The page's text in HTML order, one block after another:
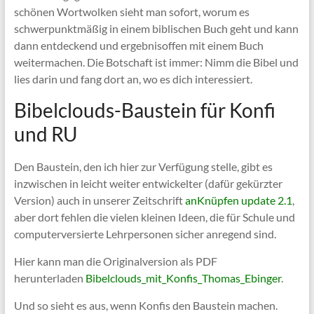
schönen Wortwolken sieht man sofort, worum es
schwerpunktmäßig in einem biblischen Buch geht und kann
dann entdeckend und ergebnisoffen mit einem Buch
weitermachen. Die Botschaft ist immer: Nimm die Bibel und
lies darin und fang dort an, wo es dich interessiert.
Bibelclouds-Baustein für Konfi
und RU
Den Baustein, den ich hier zur Verfügung stelle, gibt es
inzwischen in leicht weiter entwickelter (dafür gekürzter
Version) auch in unserer ZeitschriftanKnüpfen update 2.1,
aber dort fehlen die vielen kleinen Ideen, die für Schule und
computerversierte Lehrpersonen sicher anregend sind.
Hier kann man die Originalversion als PDF
herunterladen Bibelclouds_mit_Konfis_Thomas_Ebinger.
Und so sieht es aus, wenn Konfis den Baustein machen.